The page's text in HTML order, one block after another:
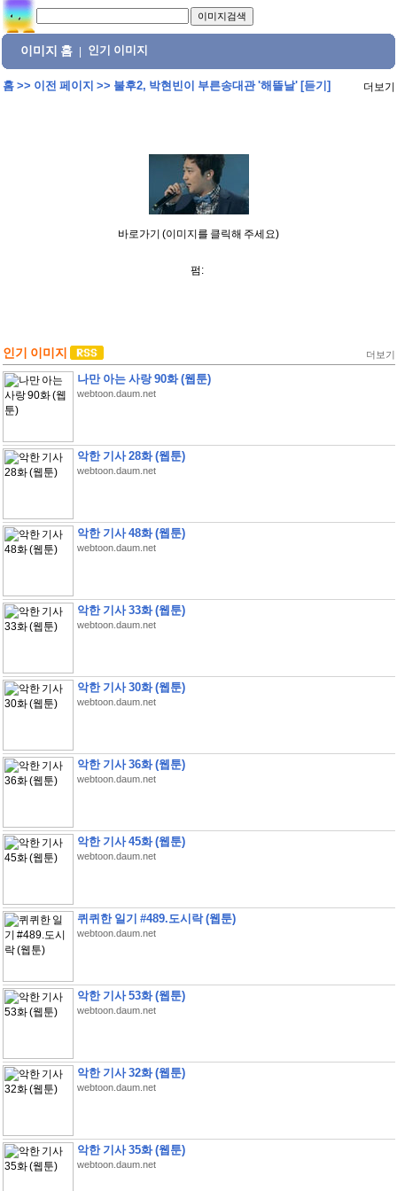
이미지 홈 인기 이미지
홈>> 이전 페이지 >> 불후2, 박현빈이 부른송대관 '해뜰날' [듣기] 더보기
바로가기 (이미지를 클릭해 주세요)
펌:
인기 이미지 더보기
나만 아는 사랑 90화 (웹툰)
webtoon.daum.net
악한 기사 28화 (웹툰)
webtoon.daum.net
악한 기사 48화 (웹툰)
webtoon.daum.net
악한 기사 33화 (웹툰)
webtoon.daum.net
악한 기사 30화 (웹툰)
webtoon.daum.net
악한 기사 36화 (웹툰)
webtoon.daum.net
악한 기사 45화 (웹툰)
webtoon.daum.net
퀴퀴한 일기 #489.도시락 (웹툰)
webtoon.daum.net
악한 기사 53화 (웹툰)
webtoon.daum.net
악한 기사 32화 (웹툰)
webtoon.daum.net
악한 기사 35화 (웹툰)
webtoon.daum.net